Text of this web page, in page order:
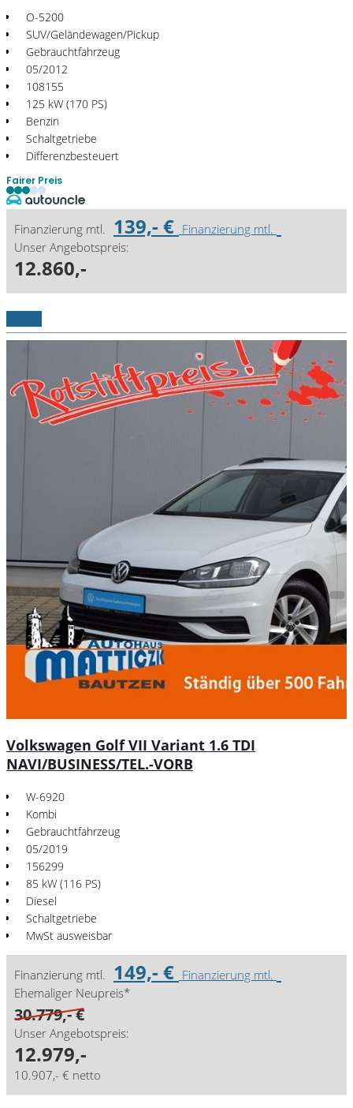
O-5200
SUV/Geländewagen/Pickup
Gebrauchtfahrzeug
05/2012
108155
125 kW (170 PS)
Benzin
Schaltgetriebe
Differenzbesteuert
Fairer Preis
Finanzierung mtl. 139,- € Finanzierung mtl.
Unser Angebotspreis:
12.860,-
Volkswagen Golf VII Variant 1.6 TDI
NAVI/BUSINESS/TEL.-VORB
W-6920
Kombi
Gebrauchtfahrzeug
05/2019
156299
85 kW (116 PS)
Diesel
Schaltgetriebe
MwSt ausweisbar
Finanzierung mtl. 149,- € Finanzierung mtl.
Ehemaliger Neupreis*
30.779,- €
Unser Angebotspreis:
12.979,-
10.907,- € netto